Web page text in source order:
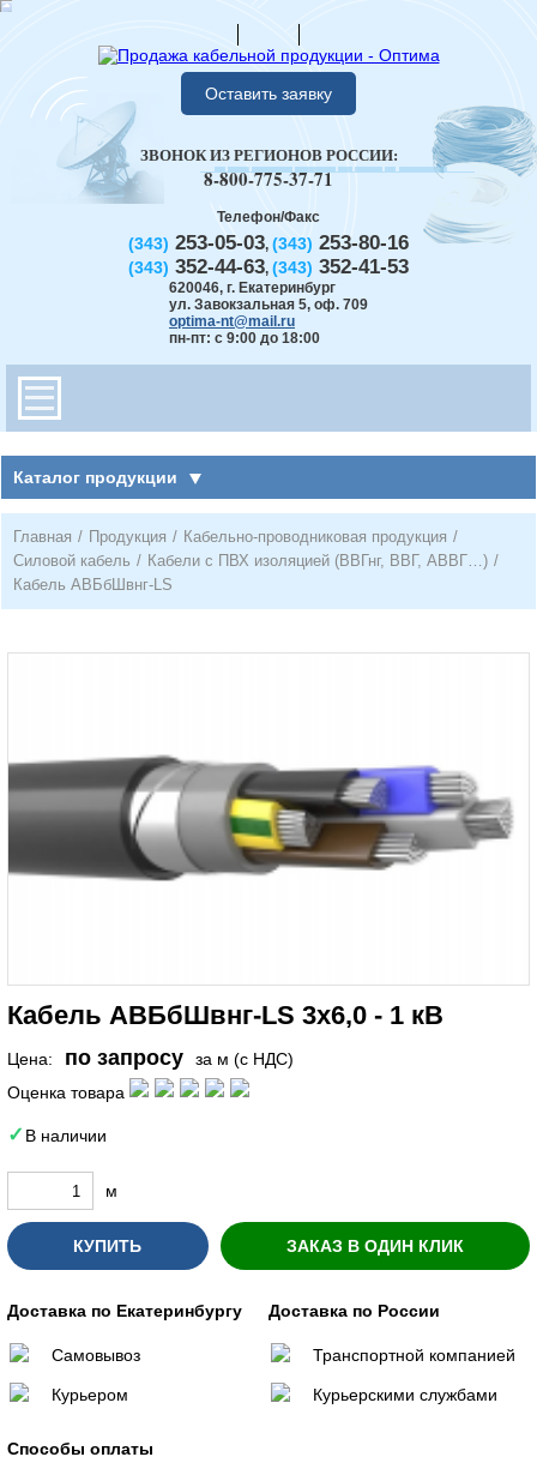
Оставить заявку
Телефон/Факс
(343) 253-05-03, (343) 253-80-16
(343) 352-44-63, (343) 352-41-53
620046, г. Екатеринбург
ул. Завокзальная 5, оф. 709
optima-nt@mail.ru
пн-пт: с 9:00 до 18:00
ЗВОНОК ИЗ РЕГИОНОВ РОССИИ:
8-800-775-37-71
Каталог продукции
Главная / Продукция / Кабельно-проводниковая продукция /
Силовой кабель / Кабели с ПВХ изоляцией (ВВГнг, ВВГ, АВВГ…) /
Кабель АВБбШвнг-LS
Кабель АВБбШвнг-LS 3х6,0 - 1 кВ
Цена: по запросу
за м (с НДС)
Оценка товара
В наличии
м
КУПИТЬ ЗАКАЗ В ОДИН КЛИК
Доставка по Екатеринбургу
Самовывоз
Курьером
Доставка по России
Транспортной компанией
Курьерскими службами
Способы оплаты